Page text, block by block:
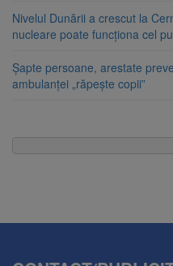
Nivelul Dunării a crescut la
nucleare poate funcționa cel
Șapte persoane, arestate
ambulanței „răpește copii”